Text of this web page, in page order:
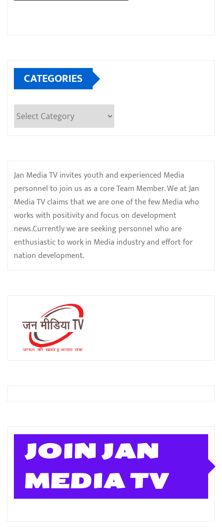
CATEGORIES
Categories
Jan Media TV invites youth and experienced Media
personnel to join us as a core Team Member. We at Jan
Media TV claims that we are one of the few Media who
works with positivity and focus on development
news.Currently we are seeking personnel who are
enthusiastic to work in Media industry and effort for
nation development.
JOIN JAN
MEDIA TV